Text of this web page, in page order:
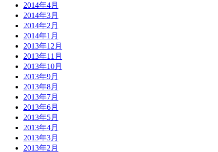
2014年4月
2014年3月
2014年2月
2014年1月
2013年12月
2013年11月
2013年10月
2013年9月
2013年8月
2013年7月
2013年6月
2013年5月
2013年4月
2013年3月
2013年2月